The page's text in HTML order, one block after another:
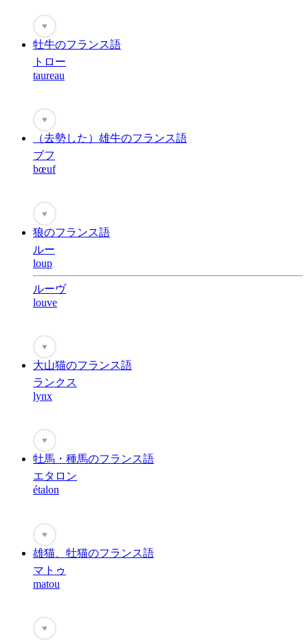
♥
牡牛のフランス語
トロー
taureau
♥
（去勢した）雄牛のフランス語
ブフ
bœuf
♥
狼のフランス語
ルー
loup
ルーヴ
louve
♥
大山猫のフランス語
ランクス
lynx
♥
牡馬・種馬のフランス語
エタロン
étalon
♥
雄猫、牡猫のフランス語
マトゥ
matou
♥